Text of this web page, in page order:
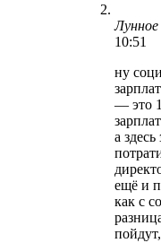
Лунное
10:51
ну
— это
а
ещё и
как с